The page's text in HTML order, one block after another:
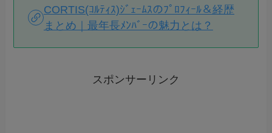
CORTIS(ｺﾙﾃｨｽ)ｼﾞｪｰﾑｽのﾌﾟﾛﾌｨｰﾙ＆経歴
まとめ｜最年長ﾒﾝﾊﾞｰの魅力とは？
スポンサーリンク